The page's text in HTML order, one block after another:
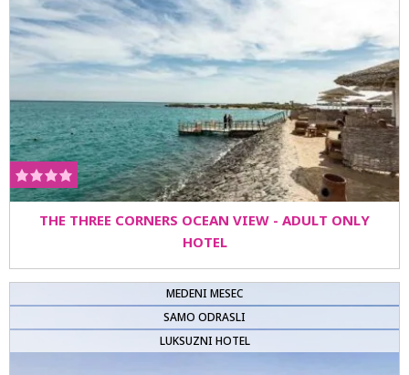
THE THREE CORNERS OCEAN VIEW - ADULT ONLY
HOTEL
MEDENI MESEC
SAMO ODRASLI
LUKSUZNI HOTEL